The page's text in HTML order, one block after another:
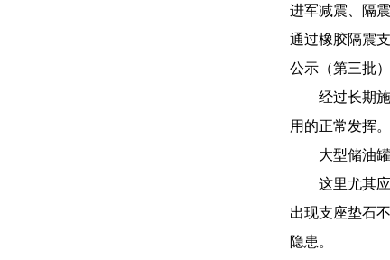
进军减震、隔
通过橡胶隔震
公示（第三批
经过长期
用的正常发挥。
大型储油
这里尤其
出现支座垫石
隐患。